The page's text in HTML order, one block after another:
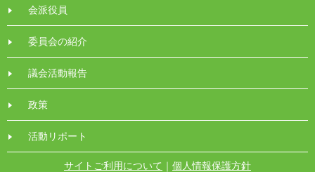
会派役員
委員会の紹介
議会活動報告
政策
活動リポート
サイトご利用について ｜ 個人情報保護方針